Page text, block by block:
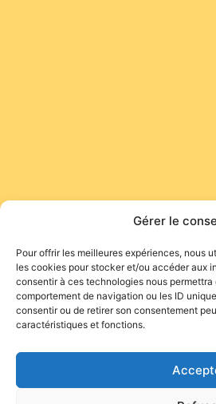
Gérer le
Pour offrir les meilleures expériences, nous
les cookies pour stocker et/ou accéder aux
consentir à ces technologies nous
comportement de navigation ou les ID
consentir ou de retirer son consentement
caractéristiques et fonctions.